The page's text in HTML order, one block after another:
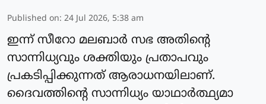
Published on: 24 Jul 2026, 5:38 am
ഇന്ന് സീറോ മലബാർ സഭ അതിന്റെ
സാന്നിധ്യവും ശക്തിയും പ്രതാപവും
പ്രകടിപ്പിക്കുന്നത് ആരാധനയിലാണ്.
ദൈവത്തിന്റെ സാന്നിധ്യം യാഥാർത്ഥ്യമാ